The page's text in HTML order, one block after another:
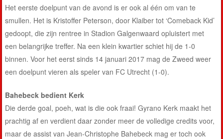
Het eerste doelpunt van de avond is er ook al één om van te
smullen. Het is Kristoffer Peterson, door Klaiber tot ‘Comeback Kid’
gedoopt, die zijn rentree in Stadion Galgenwaard opluistert met
een belangrijke treffer. Na een klein kwartier schiet hij de 1-0
binnen. Voor het eerst sinds 14 januari 2017 mag de Zweed weer
een doelpunt vieren als speler van FC Utrecht (1-0).
Bahebeck bedient Kerk
Die derde goal, poeh, wat is die ook fraai! Gyrano Kerk maakt het
prachtig af en verdient daar zonder meer de volledige credits voor,
maar de assist van Jean-Christophe Bahebeck mag er toch ook